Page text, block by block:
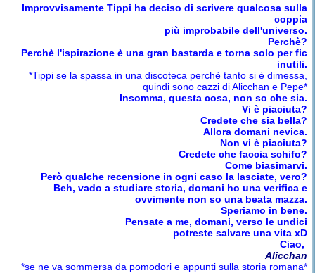
Improvvisamente Tippi ha deciso di scrivere qualcosa sulla
coppia
più improbabile dell'universo.
Perchè?
Perchè l'ispirazione è una gran bastarda e torna solo per fic
inutili.
*Tippi se la spassa in una discoteca perchè tanto si è dimessa,
quindi sono cazzi di Alicchan e Pepe*
Insomma, questa cosa, non so che sia.
Vi è piaciuta?
Credete che sia bella?
Allora domani nevica.
Non vi è piaciuta?
Credete che faccia schifo?
Come biasimarvi.
Però qualche recensione in ogni caso la lasciate, vero?
Beh, vado a studiare storia, domani ho una verifica e
ovvimente non so una beata mazza.
Speriamo in bene.
Pensate a me, domani, verso le undici
potreste salvare una vita xD
Ciao,
Alicchan
*se ne va sommersa da pomodori e appunti sulla storia romana*